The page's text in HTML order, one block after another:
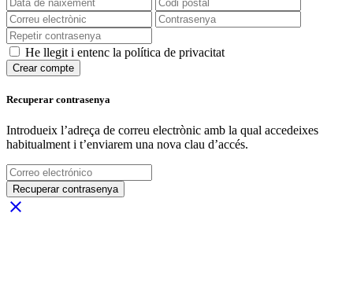
He llegit i entenc la política de privacitat
Crear compte
Recuperar contrasenya
Introdueix l’adreça de correu electrònic amb la qual accedeixes
habitualment i t’enviarem una nova clau d’accés.
Recuperar contrasenya
close